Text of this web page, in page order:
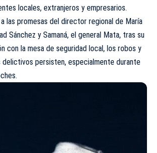
locales, extranjeros y empresarios.
a las promesas del director regional de María
Sánchez y Samaná, el general Mata, tras su
con la mesa de seguridad local, los robos y
persisten, especialmente durante